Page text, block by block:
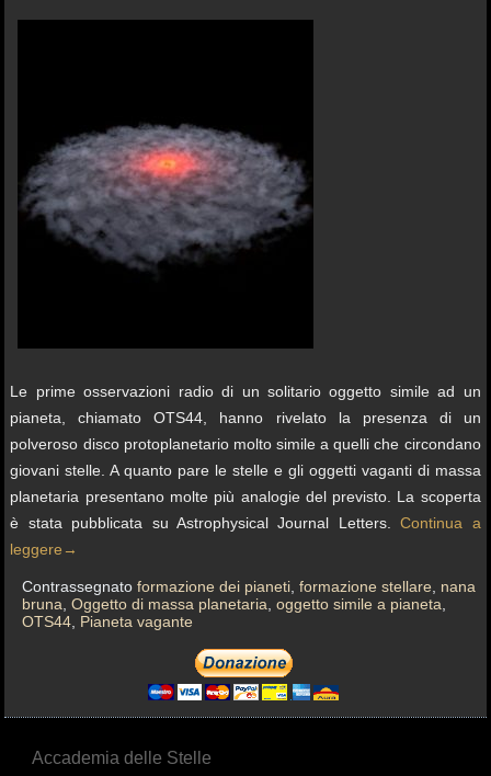
Le prime osservazioni radio di un solitario oggetto simile ad un
pianeta, chiamato OTS44, hanno rivelato la presenza di un
polveroso disco protoplanetario molto simile a quelli che circondano
giovani stelle. A quanto pare le stelle e gli oggetti vaganti di massa
planetaria presentano molte più analogie del previsto. La scoperta
è stata pubblicata su Astrophysical Journal Letters.Continua a
leggere →
Contrassegnato formazione dei pianeti ,formazione stellare
nana
bruna ,Oggetto di massa planetaria ,oggetto simile a pianeta
OTS44 Pianeta vagante
Accademia delle Stelle